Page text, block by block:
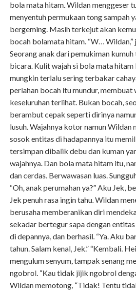
bola mata hitam. Wildan menggeser
menyentuh permukaan tong sampah
bergeming. Masih terkejut akan
bocah bolamata hitam. “W… Wildan,”
Seorang anak dari pemukiman
bicara. Kulit wajah si bola mata
mungkin terlalu sering terbakar
perlahan bocah itu mundur, membuat
keseluruhan terlihat. Bukan bocah,
berambut cepak seperti dirinya
lusuh. Wajahnya kotor namun Wildan
sosok entitas di hadapannya itu
tersimpan dibalik debu dan kuman
wajahnya. Dan bola mata hitam itu,
dan cerdas. Berwawasan luas.
“Oh, anak perumahan ya?” Aku Jek,
Jek penuh rasa ingin tahu. Wildan
berusaha memberanikan diri
sekadar bertegur sapa dengan
di depannya, dan berhasil. “Ya. Aku
tahun. Salam kenal, Jek.” “Kembali.
mengulum senyum, tampak senang
ngobrol. “Kau tidak jijik ngobrol
Wildan memotong, “Tidak! Tentu